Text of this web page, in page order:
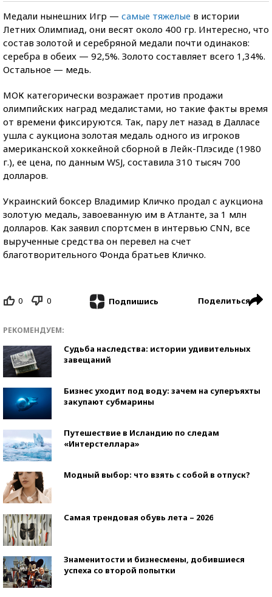
Медали нынешних Игр — самые тяжелые в истории
Летних Олимпиад, они весят около 400 гр. Интересно, что
состав золотой и серебряной медали почти одинаков:
серебра в обеих — 92,5%. Золото составляет всего 1,34%.
Остальное — медь.
МОК категорически возражает против продажи
олимпийских наград медалистами, но такие факты время
от времени фиксируются. Так, пару лет назад в Далласе
ушла с аукциона золотая медаль одного из игроков
американской хоккейной сборной в Лейк-Плэсиде (1980
г.), ее цена, по данным WSJ, составила 310 тысяч 700
долларов.
Украинский боксер Владимир Кличко продал с аукциона
золотую медаль, завоеванную им в Атланте, за 1 млн
долларов. Как заявил спортсмен в интервью CNN, все
вырученные средства он перевел на счет
благотворительного Фонда братьев Кличко.
0 0 Подпишись Поделиться
РЕКОМЕНДУЕМ:
Судьба наследства: истории удивительных
завещаний
Бизнес уходит под воду: зачем на суперъяхты
закупают субмарины
Путешествие в Исландию по следам
«Интерстеллара»
Модный выбор: что взять с собой в отпуск?
Самая трендовая обувь лета – 2026
Знаменитости и бизнесмены, добившиеся
успеха со второй попытки